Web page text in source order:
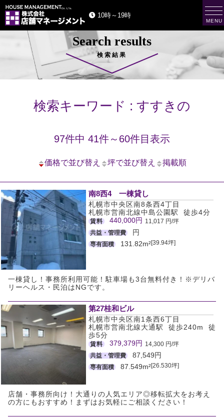
10時～19時
Search results
検索結果
検索キーワード : すすきの
97件中 41件～60件目表示
価格で並び替え 坪で並び替え 掲載順
南8西4 一棟貸し
札幌市中央区南8条西4丁目
札幌市営南北線中島公園駅 徒歩4分
賃料 440,000円 11,017 円/坪
共益・管理費
円
専有面積 131.82m²[39.94坪]
一棟貸し！事務所利用可能！駐車場も3台無料付き！※デリバ
リーヘルス・民泊はNGです。
第27桂和ビル
札幌市中央区南1条西6丁目
札幌市営南北線大通駅 徒歩240m 徒
歩5分
賃料 379,379円 14,300 円/坪
共益・管理費
87,549円
専有面積 87.549m²[26.530坪]
店舗・事務所向け！大通りの人気エリア◎移転拡大をお考え
の方にもおすすめ！まずはお気軽にご相談ください！
t
o
g
g
n
a
v
MENU